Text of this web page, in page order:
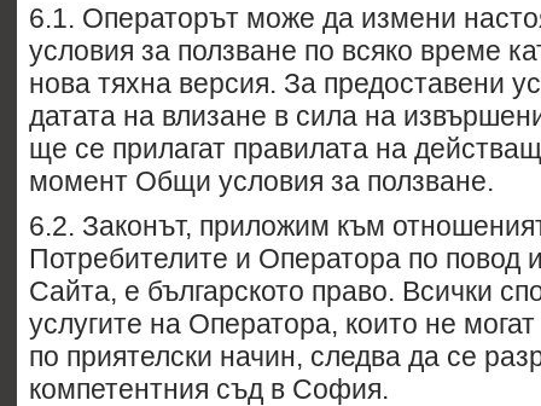
6.1. Операторът може да измени
условия за ползване по всяко време
нова тяхна версия. За предоставени
датата на влизане в сила на
ще се прилагат правилата на
момент Общи условия за ползване.
6.2. Законът, приложим към
Потребителите и Оператора по повод
Сайта, е българското право. Всички
услугите на Оператора, които не
по приятелски начин, следва да се
компетентния съд в София.